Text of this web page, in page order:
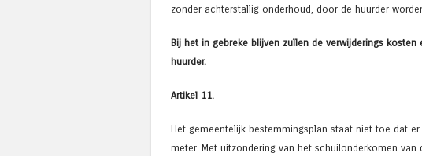
zonder achterstallig onderhoud, door de huurder
Bij het in gebreke blijven zullen de verwijderings
huurder.
Artikel 11.
Het gemeentelijk bestemmingsplan staat niet toe dat
meter. Met uitzondering van het schuilonderkomen